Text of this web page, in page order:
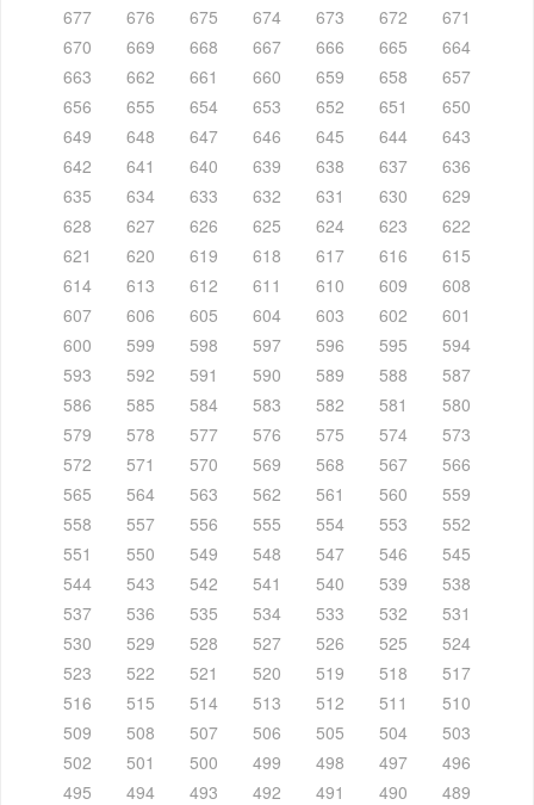
677
676 675 674 673 672
671
670
669 668 667 666 665
664
663
662 661 660 659 658
657
656
655 654 653 652 651
650
649
648 647 646 645 644
643
642
641 640 639 638 637
636
635
634 633 632 631 630
629
628
627 626 625 624 623
622
621
620 619 618 617 616
615
614
613 612 611 610 609
608
607
606 605 604 603 602
601
600
599 598 597 596 595
594
593
592 591 590 589 588
587
586
585 584 583 582 581
580
579
578 577 576 575 574
573
572
571 570 569 568 567
566
565
564 563 562 561 560
559
558
557 556 555 554 553
552
551
550 549 548 547 546
545
544
543 542 541 540 539
538
537
536 535 534 533 532
531
530
529 528 527 526 525
524
523
522 521 520 519 518
517
516
515 514 513 512 511
510
509
508 507 506 505 504
503
502
501 500 499 498 497
496
495
494 493 492 491 490
489